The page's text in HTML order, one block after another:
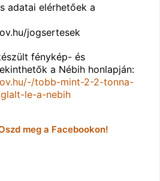
adatai elérhetőek a
jogsertesek
fénykép- és
a Nébih honlapján:
tobb-mint-2-2-tonna-
le-a-nebih
meg a Facebookon!